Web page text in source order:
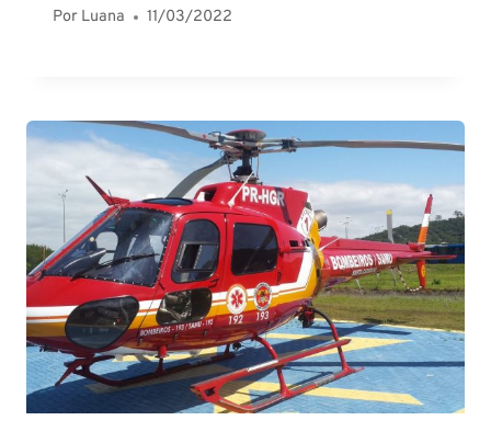
Por Luana 11/03/2022